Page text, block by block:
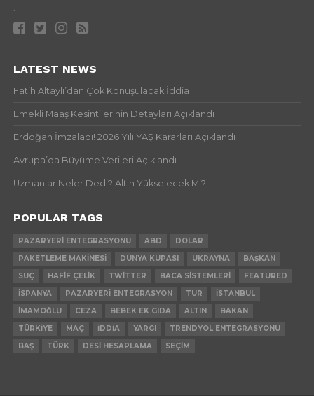
.
LATEST NEWS
Fatih Altaylı’dan Çok Konuşulacak İddia
Emekli Maaş Kesintilerinin Detayları Açıklandı
Erdoğan İmzaladı! 2026 Yılı YAŞ Kararları Açıklandı
Avrupa’da Büyüme Verileri Açıklandı
Uzmanlar Neler Dedi? Altın Yükselecek Mi?
POPULAR TAGS
PAZARYERI ENTEGRASYONU ABD
DOLAR
PAKETLEME MAKINESI
DÜNYA KUPASI UKRAYNA
BAŞKAN
SUÇ
HAFIF ÇELIK TWITTER BACA SISTEMLERI
FEATURED
İSPANYA
PAZARYERI ENTEGRASYON TUR
İSTANBUL
İMAMOĞLU
CEZA BEBEK EK GIDA ALTIN
BAKAN
TÜRKIYE
MAÇ İDDIA YARGI
TRENDYOL ENTEGRASYONU
BAŞ
TÜRK DESI HESAPLAMA SEÇIM